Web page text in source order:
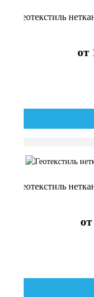
Геотекстиль
от
Геотекстиль
от